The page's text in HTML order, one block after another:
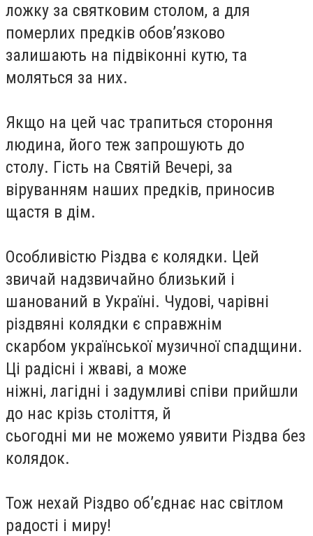
ложку за святковим столом, а для
померлих предків обов’язково
залишають на підвіконні кутю, та
моляться за них.
Якщо на цей час трапиться стороння
людина, його теж запрошують до
столу. Гість на Святій Вечері, за
віруванням наших предків, приносив
щастя в дім.
Особливістю Різдва є колядки. Цей
звичай надзвичайно близький і
шанований в Україні. Чудові, чарівні
різдвяні колядки є справжнім
скарбом української музичної спадщини.
Ці радісні і жваві, а може
ніжні, лагідні і задумливі співи прийшли
до нас крізь століття, й
сьогодні ми не можемо уявити Різдва без
колядок.
Тож нехай Різдво об’єднає нас світлом
радості і миру!